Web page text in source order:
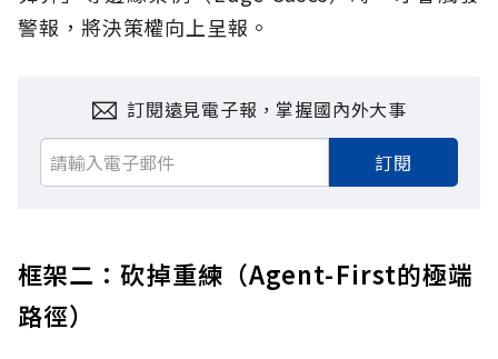
警報，將決策權向上呈報。
訂閱遠見電子報，掌握國內外大事
訂閱
框架二：砍掉重練（Agent-First的極端
路徑）